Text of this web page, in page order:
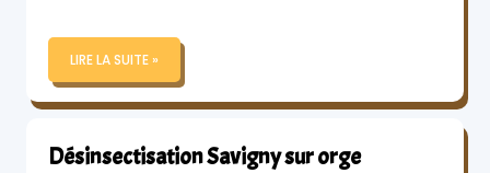
LIRE LA SUITE »
Désinsectisation Savigny sur orge